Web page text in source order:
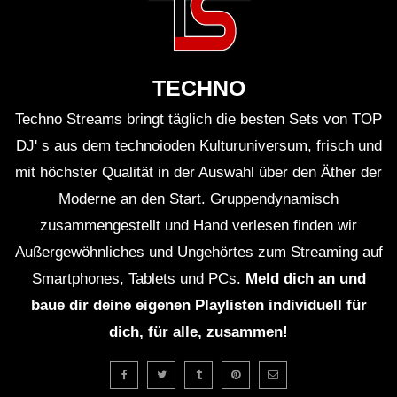
Fragen & Antworten zum DJ Set
Wann fand TIËSTO’s Auftritt beim Kappa
Futurfestival statt?
Der Auftritt fand im Rahmen des Kappa
Futurfestivals 2024 statt, das über mehrere Tage
auf dem Festivalgelände in Turin gefeiert wurde.
Welche Songs spielte TIËSTO während seines
Das Set umfasste eine Mischung aus seinen
bekanntesten Hits sowie neue Tracks von
TECHNO
Techno Streams bringt täglich die besten Sets von TOP
DJ' s aus dem technoioden Kulturuniversum, frisch und
mit höchster Qualität in der Auswahl über den Äther der
Moderne an den Start. Gruppendynamisch
zusammengestellt und Hand verlesen finden wir
Außergewöhnliches und Ungehörtes zum Streaming auf
Smartphones, Tablets und PCs. Meld dich an und
baue dir deine eigenen Playlisten individuell für
dich, für alle, zusammen!